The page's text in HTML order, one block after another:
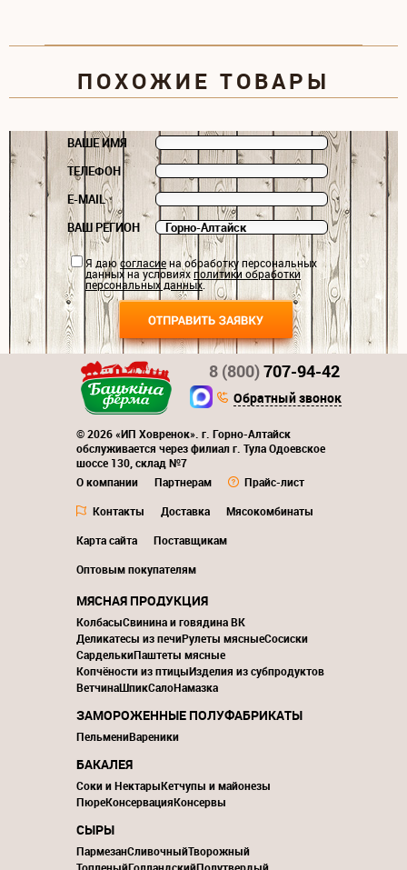
ПОХОЖИЕ ТОВАРЫ
ВАШЕ ИМЯ
ТЕЛЕФОН
E-MAIL
ВАШ РЕГИОН
Я даюсогласиена обработку персональных
данных на условияхполитики обработки
персональных данных.
© 2026 «ИП Ховренок». г. Горно-Алтайск
обслуживается через филиал г. Тула Одоевское
шоссе 130, склад №7
О компании
Партнерам
Прайс-лист
Контакты
Доставка
Мясокомбинаты
Карта сайта
Поставщикам
Оптовым покупателям
8 (800)707-94-42
Обратный звонок
МЯСНАЯ ПРОДУКЦИЯ
КолбасыСвинина и говядина ВК
Деликатесы из печиРулеты мясныеСосиски
СарделькиПаштеты мясные
Копчёности из птицыИзделия из субпродуктов
ВетчинаШпикСалоНамазка
ЗАМОРОЖЕННЫЕ ПОЛУФАБРИКАТЫ
ПельмениВареники
БАКАЛЕЯ
Соки и НектарыКетчупы и майонезы
ПюреКонсервацияКонсервы
СЫРЫ
ПармезанСливочныйТворожный